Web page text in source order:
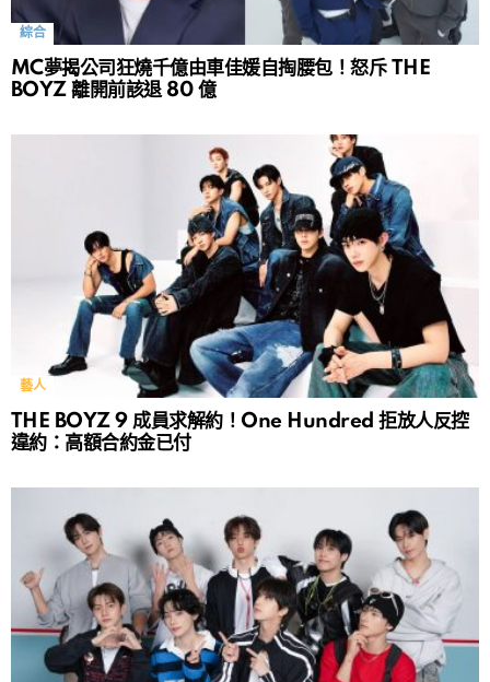
綜合
MC夢揭公司狂燒千億由車佳媛自掏腰包！怒斥 THE
BOYZ 離開前該退 80 億
藝人
THE BOYZ 9 成員求解約！One Hundred 拒放人反控
違約：高額合約金已付